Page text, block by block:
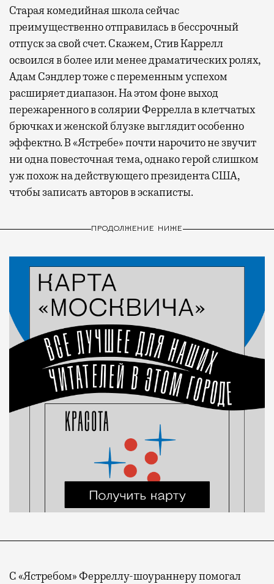
Старая комедийная школа сейчас
преимущественно отправилась в бессрочный
отпуск за свой счет. Скажем, Стив Каррелл
освоился в более или менее драматических ролях,
Адам Сэндлер тоже с переменным успехом
расширяет диапазон. На этом фоне выход
пережаренного в солярии Феррелла в клетчатых
брючках и женской блузке выглядит особенно
эффектно. В «Ястребе» почти нарочито не звучит
ни одна повесточная тема, однако герой слишком
уж похож на действующего президента США,
чтобы записать авторов в эскаписты.
ПРОДОЛЖЕНИЕ НИЖЕ
С «Ястребом» Ферреллу-шоураннеру помогал